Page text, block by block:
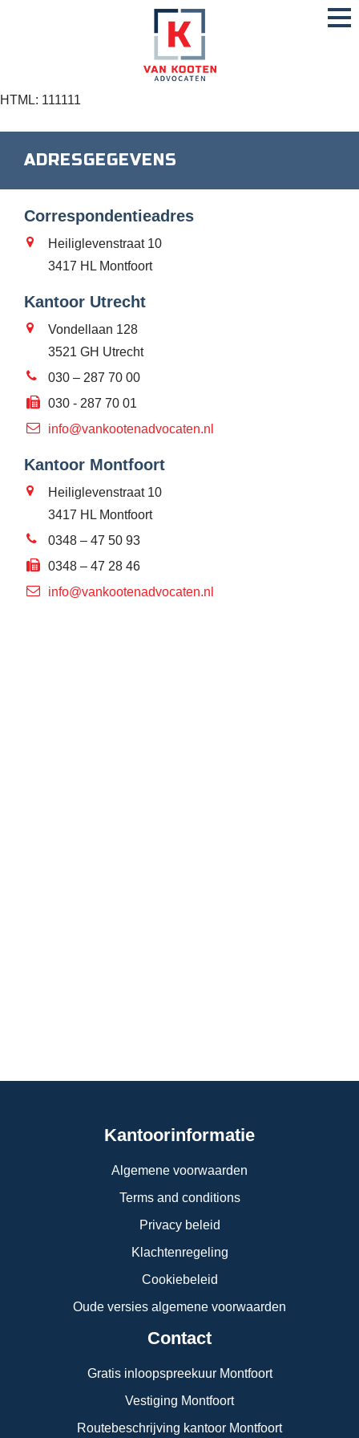
HTML: 111111
ADRESGEGEVENS
Correspondentieadres
Heiliglevenstraat 10
3417 HL Montfoort
Kantoor Utrecht
Vondellaan 128
3521 GH Utrecht
030 – 287 70 00
030 - 287 70 01
info@vankootenadvocaten.nl
Kantoor Montfoort
Heiliglevenstraat 10
3417 HL Montfoort
0348 – 47 50 93
0348 – 47 28 46
info@vankootenadvocaten.nl
Kantoorinformatie
Algemene voorwaarden
Terms and conditions
Privacy beleid
Klachtenregeling
Cookiebeleid
Oude versies algemene voorwaarden
Contact
Gratis inloopspreekuur Montfoort
Vestiging Montfoort
Routebeschrijving kantoor Montfoort